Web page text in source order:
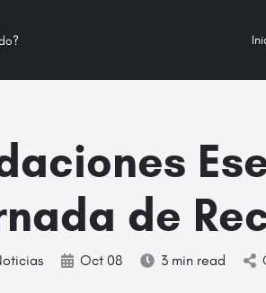
de
Oct 08 3 min read